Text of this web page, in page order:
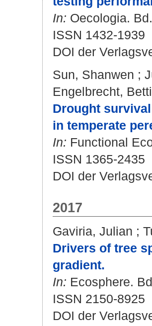
In: Oecologia.
ISSN 1432-1939
DOI der
Sun, Shanwen ;
Engelbrecht,
Drought
in temperate
In: Functional
ISSN 1365-2435
DOI der
2017
Gaviria, Julian ;
Drivers of tree
gradient.
In: Ecosphere.
ISSN 2150-8925
DOI der